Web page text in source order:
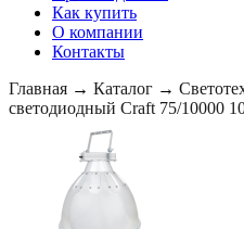
Как купить
О компании
Контакты
Главная → Каталог →
светодиодный Craft 75/10000